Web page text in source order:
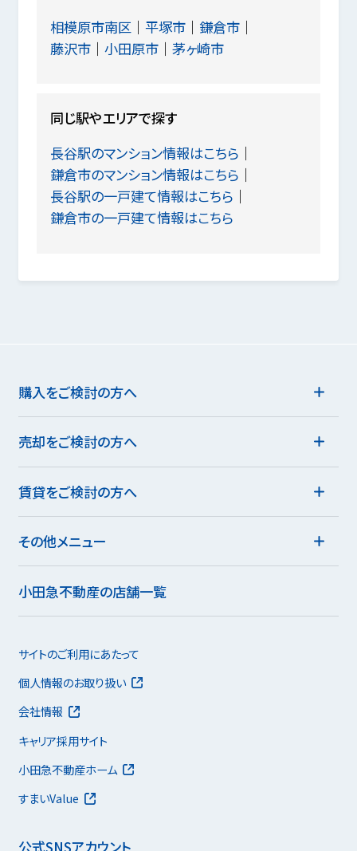
相模原市南区
平塚市
鎌倉市
藤沢市
小田原市 茅ヶ崎市
同じ駅やエリアで探す
長谷駅のマンション情報はこちら
鎌倉市のマンション情報はこちら
長谷駅の一戸建て情報はこちら
鎌倉市の一戸建て情報はこちら
購入をご検討の方へ
売却をご検討の方へ
賃貸をご検討の方へ
その他メニュー
小田急不動産の店舗一覧
公式SNSアカウント
サイトのご利用にあたって
個人情報のお取り扱い
会社情報
キャリア採用サイト
小田急不動産ホーム
すまいValue